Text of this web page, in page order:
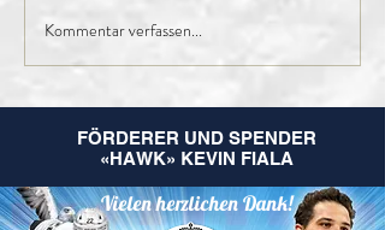
Finales Kader der 1.
Kommentar verfassen...
FÖRDERER UND SPENDER
«HAWK» KEVIN FIALA
Vielen herzlichen Dank!